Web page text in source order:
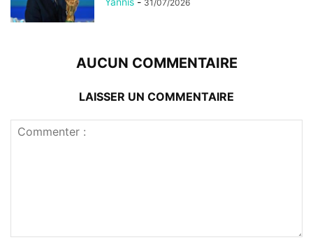
31/07/2026
AUCUN COMMENTAIRE
LAISSER UN COMMENTAIRE